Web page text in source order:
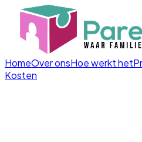
HomeOver onsHoe werkt het
Kosten